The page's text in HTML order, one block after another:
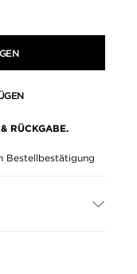
RÜCKGABE.
Bestellbestätigung